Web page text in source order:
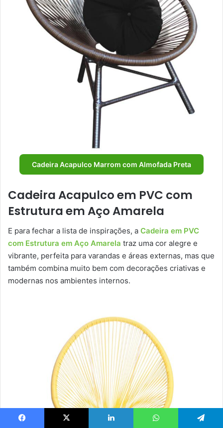
Cadeira Acapulco Marrom com Almofada Preta
Cadeira Acapulco em PVC com
Estrutura em Aço Amarela
E para fechar a lista de inspirações, a Cadeira em PVC
com Estrutura em Aço Amarela traz uma cor alegre e
vibrante, perfeita para varandas e áreas externas, mas que
também combina muito bem com decorações criativas e
modernas nos ambientes internos.